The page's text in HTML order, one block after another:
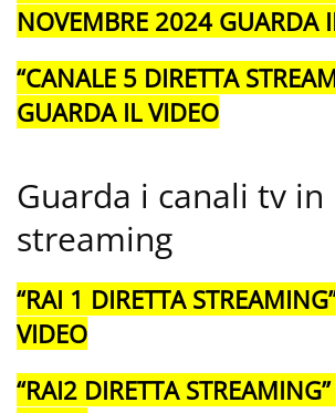
NOVEMBRE 2024 GUARDA
“CANALE 5 DIRETTA
GUARDA IL VIDEO
Guarda i canali tv in
streaming
“RAI 1 DIRETTA
VIDEO
“RAI2 DIRETTA